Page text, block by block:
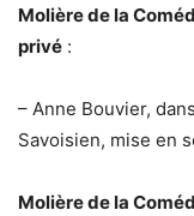
Molière de la
privé :
– Anne Bouvier,
Savoisien, mise en
Molière de la